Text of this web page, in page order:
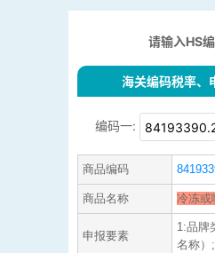
请输入HS
海关编码税率、
编码一:
商品编码
商品名称 冷冻或
申报要素
1:品牌
名称）